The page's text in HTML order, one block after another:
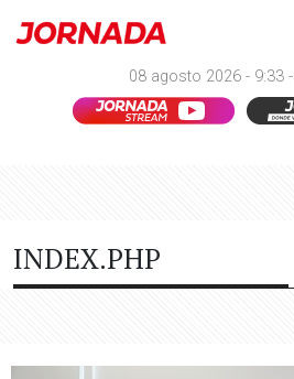
08 agosto 2026 - 9:33 -
INDEX.PHP